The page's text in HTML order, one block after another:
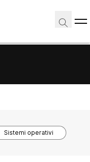
Sistemi operativi